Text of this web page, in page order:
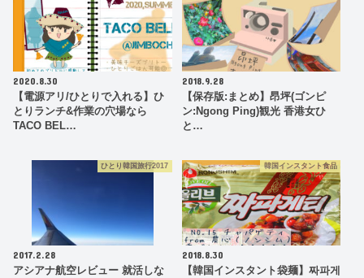
2020.8.30
【電源アリ/ひとりで入れる】ひ
とりランチ&作業の穴場なら
TACO BEL…
2018.9.28
【保存版:まとめ】昂坪(ゴンピ
ン:Ngong Ping)観光 香港女ひ
と…
ひとり韓国旅行2017
2017.2.28
アシアナ航空レビュー 就活しな
韓国インスタント食品
2018.8.30
【韓国インスタント袋麺】짜파게